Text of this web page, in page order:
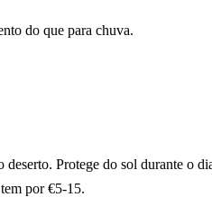
do que para chuva.
Protege do sol durante o
por €5-15.